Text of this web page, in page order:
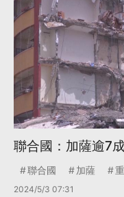
聯合國：加薩逾7
聯合國 加薩
2024/5/3 07:31